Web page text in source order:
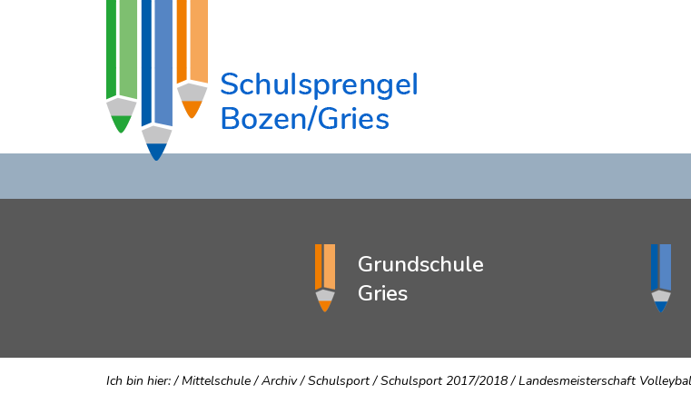
Grundschule
Gries
Ich bin hier:/Mittelschule/Archiv/Schulsport/Schulsport 2017/2018/Landesmeisterschaft